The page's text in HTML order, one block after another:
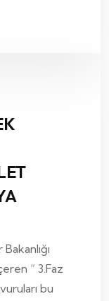
“ 3.Faz
bu